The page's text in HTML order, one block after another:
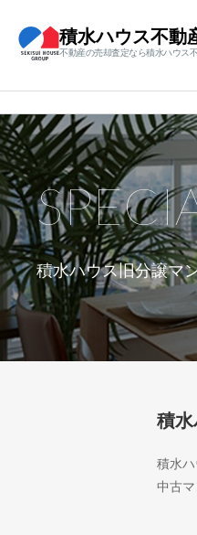
積水ハウス不動
不動産の売却査定なら積水ハウス
積水ハウス旧分譲マ
積
積水
中古